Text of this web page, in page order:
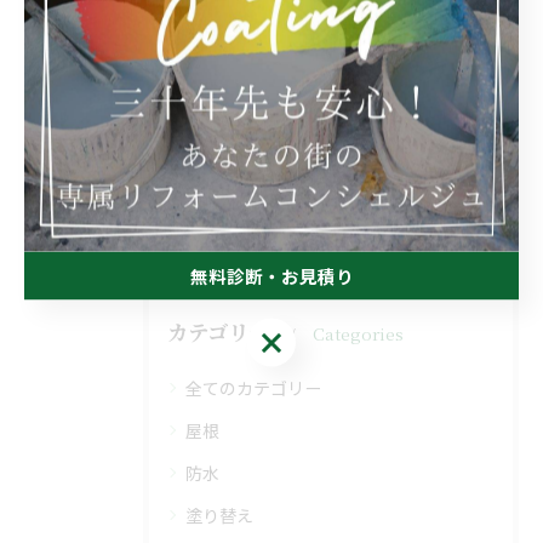
関連タグ
#千葉市
カテゴリー Categories
全てのカテゴリー
屋根
防水
塗り替え
無料診断・お見積り
無料診断・お見積り